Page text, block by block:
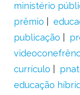
ministério
prêmio
publicação
currículo
educação